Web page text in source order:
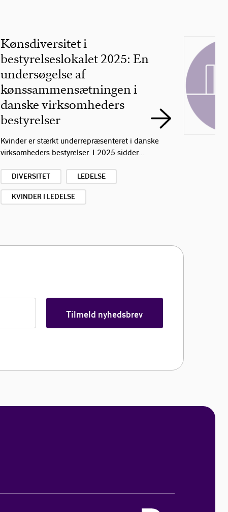
Kønsdiversitet i
bestyrelseslokalet 2025: En
undersøgelse af
kønssammensætningen i
danske virksomheders
bestyrelser
Kvinder er stærkt underrepræsenteret i danske
virksomheders bestyrelser. I 2025 sidder…
DIVERSITET LEDELSE
KVINDER I LEDELSE
Tilmeld nyhedsbrev